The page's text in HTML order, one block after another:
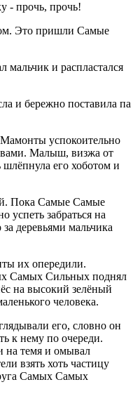
- прочь, прочь!
Это пришли Самые
и распластался
и бережно поставила па
успокоительно
Малыш, визжа от
шлёпнула его хоботом и
Пока Самые Самые
успеть забраться на
деревьями мальчика
их опередили.
Самых Сильных поднял
на высокий зелёный
человека.
его, словно он
к нему по очереди.
на темя и омывал
взять хоть частицу
Самых Самых